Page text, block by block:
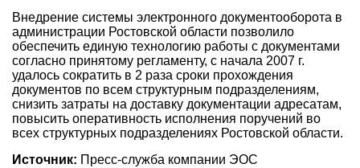
Внедрение системы электронного документооборота в
администрации Ростовской области позволило
обеспечить единую технологию работы с документами
согласно принятому регламенту, с начала 2007 г.
удалось сократить в 2 раза сроки прохождения
документов по всем структурным подразделениям,
снизить затраты на доставку документации адресатам,
повысить оперативность исполнения поручений во
всех структурных подразделениях Ростовской области.
Источник: Пресс-служба компании ЭОС